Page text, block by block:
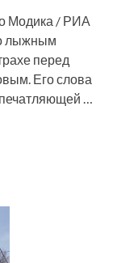
Модика / РИА
лыжным
перед
Его слова
…